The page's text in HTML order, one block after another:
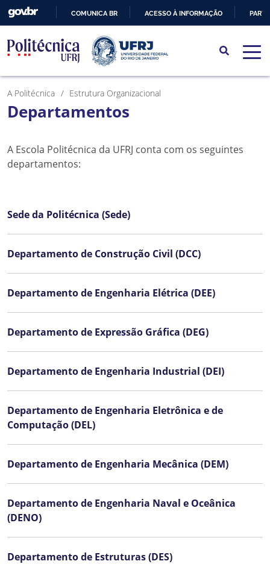
PARA
O
CONTEÚDO
COMUNICA BR ACESSO À INFORMAÇÃO
A Politécnica Estrutura Organizacional
Departamentos
A Escola Politécnica da UFRJ conta com os seguintes
departamentos:
Sede da Politécnica (Sede)
Departamento de Construção Civil (DCC)
Departamento de Engenharia Elétrica (DEE)
Departamento de Expressão Gráfica (DEG)
Departamento de Engenharia Industrial (DEI)
Departamento de Engenharia Eletrônica e de
Computação (DEL)
Departamento de Engenharia Mecânica (DEM)
Departamento de Engenharia Naval e Oceânica
(DENO)
Departamento de Estruturas (DES)